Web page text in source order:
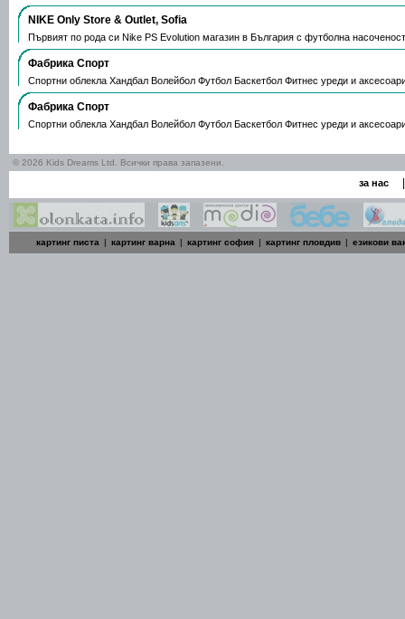
NIKE Only Store & Outlet, Sofia
Първият по рода си Nike PS Evolution магазин в България с футболна
Фабрика Спорт
Спортни облекла Хандбал Волейбол Футбол Баскетбол Фитнес уреди и
Фабрика Спорт
Спортни облекла Хандбал Волейбол Футбол Баскетбол Фитнес уреди и
© 2026 Kids Dreams Ltd. Всички права запазени.
за нас |
картинг писта | картинг варна | картинг софия | картинг пловдив | езикови